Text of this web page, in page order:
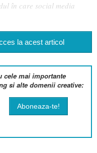
în care social media
la acest articol
cele mai importante
si alte domenii creative: